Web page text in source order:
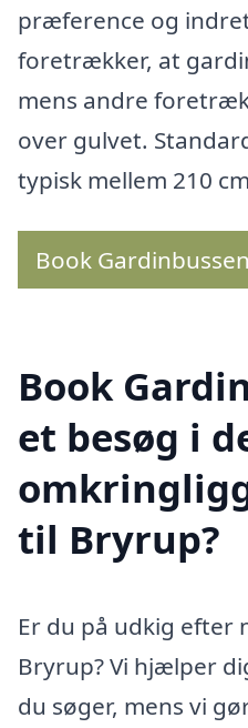
præference og
foretrækker, at
mens andre
over gulvet.
typisk mellem 210
Book
Book
et besøg i
til Bryrup?
Er du på udkig efter
Bryrup? Vi hjælper
du søger, mens vi